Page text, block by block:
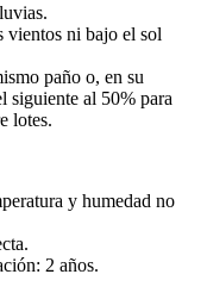
vientos ni bajo el sol
paño o, en su
siguiente al 50% para
lotes.
y humedad no
2 años.